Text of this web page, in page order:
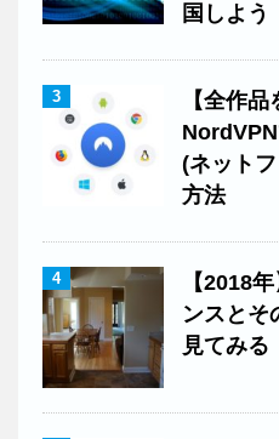
国しよう
3
【全作品
(ネット
方法
4
【2018
ンスとそ
見てみる